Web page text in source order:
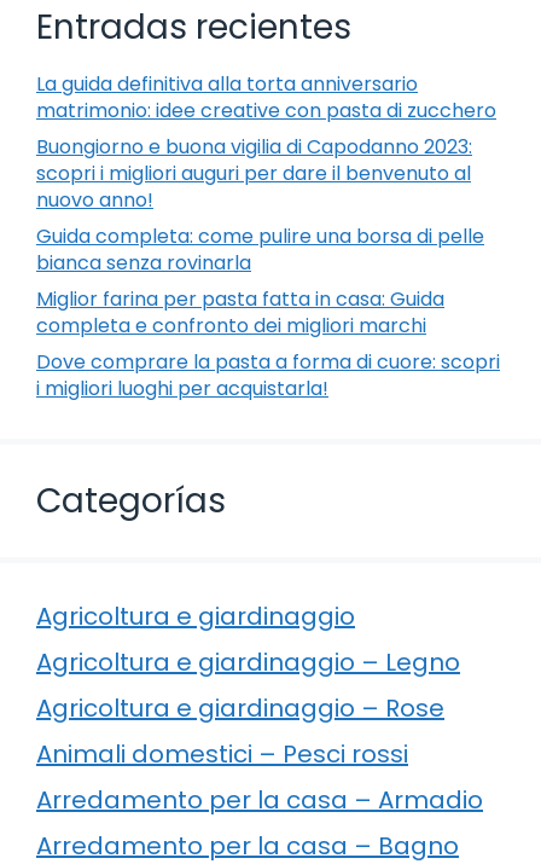
Entradas recientes
La guida definitiva alla torta anniversario
matrimonio: idee creative con pasta di zucchero
Buongiorno e buona vigilia di Capodanno 2023:
scopri i migliori auguri per dare il benvenuto al
nuovo anno!
Guida completa: come pulire una borsa di pelle
bianca senza rovinarla
Miglior farina per pasta fatta in casa: Guida
completa e confronto dei migliori marchi
Dove comprare la pasta a forma di cuore: scopri
i migliori luoghi per acquistarla!
Categorías
Agricoltura e giardinaggio
Agricoltura e giardinaggio – Legno
Agricoltura e giardinaggio – Rose
Animali domestici – Pesci rossi
Arredamento per la casa – Armadio
Arredamento per la casa – Bagno